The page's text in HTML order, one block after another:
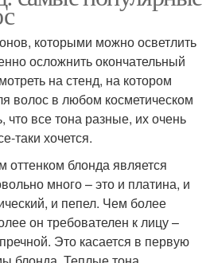
которыми можно осветлить
осложнить окончательный
на стенд, на котором
волос в любом косметическом
что все тона разные, их очень
таки хочется.
оттенком блонда является
много – это и платина, и
и пепел. Чем более
он требователен к лицу –
Это касается в первую